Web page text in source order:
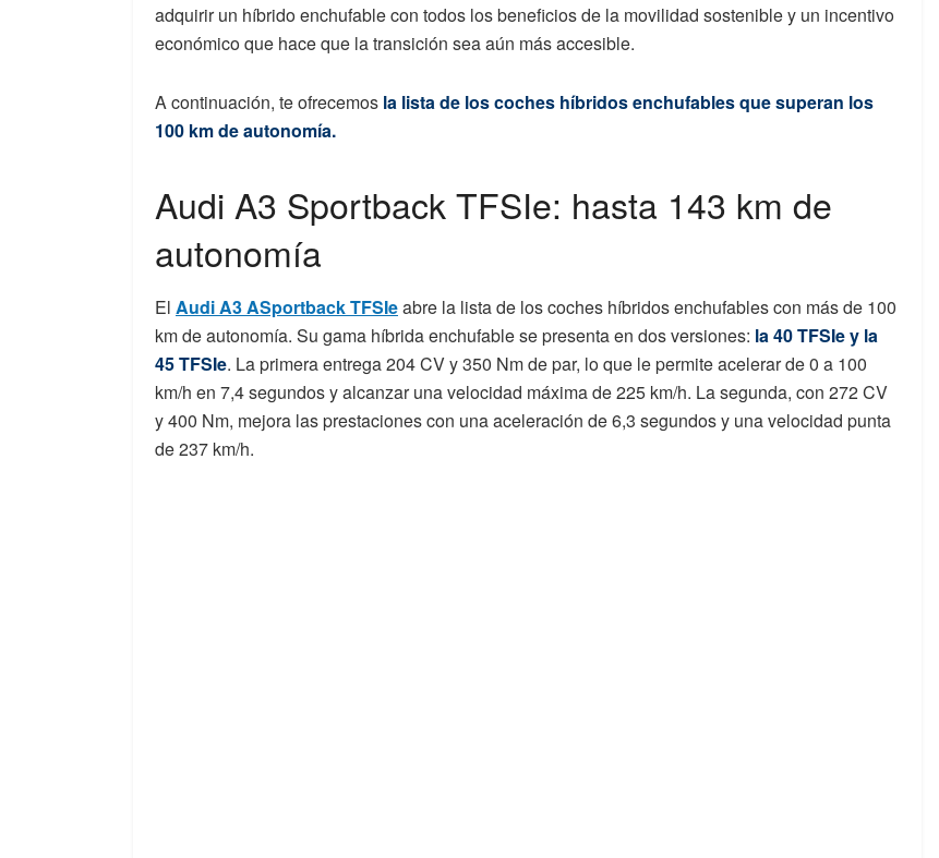
adquirir un híbrido enchufable con todos los beneficios de la movilidad sostenible y un incentivo
económico que hace que la transición sea aún más accesible.
A continuación, te ofrecemos la lista de los coches híbridos enchufables que superan los
100 km de autonomía.
Audi A3 Sportback TFSIe: hasta 143 km de
autonomía
El Audi A3 ASportback TFSIeabre la lista de los coches híbridos enchufables con más de 100
km de autonomía. Su gama híbrida enchufable se presenta en dos versiones: la 40 TFSIe y la
45 TFSIe. La primera entrega 204 CV y 350 Nm de par, lo que le permite acelerar de 0 a 100
km/h en 7,4 segundos y alcanzar una velocidad máxima de 225 km/h. La segunda, con 272 CV
y 400 Nm, mejora las prestaciones con una aceleración de 6,3 segundos y una velocidad punta
de 237 km/h.